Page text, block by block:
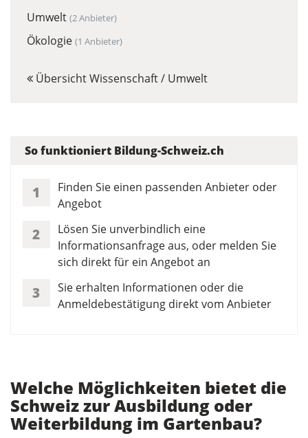
Umwelt (2 Anbieter)
Ökologie (1 Anbieter)
Übersicht Wissenschaft / Umwelt
Welche Möglichkeiten bietet die
Schweiz zur Ausbildung oder
Weiterbildung im Gartenbau?
So funktioniert Bildung-Schweiz.ch
1
Finden Sie einen passenden Anbieter oder
Angebot
2
Lösen Sie unverbindlich eine
Informationsanfrage aus, oder melden Sie
sich direkt für ein Angebot an
3
Sie erhalten Informationen oder die
Anmeldebestätigung direkt vom Anbieter